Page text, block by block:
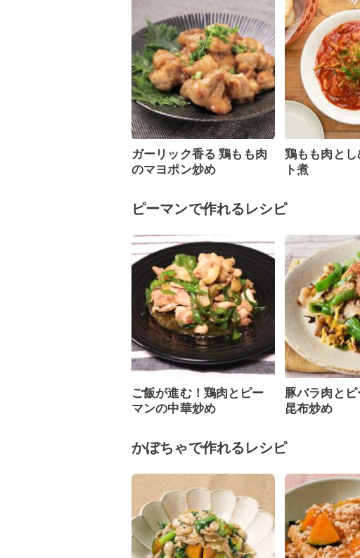
ガーリック香る 鶏もも肉
のマヨポン炒め
鶏もも肉と
ト煮
ピーマンで作れるレシピ
ご飯が進む！鶏肉とピー
マンの中華炒め
豚バラ肉と
昆布炒め
かぼちゃで作れるレシピ